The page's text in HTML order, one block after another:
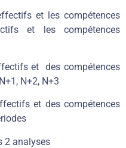
et les compétences
et les compétences
et des compétences
N+2, N+3
et des compétences
2 analyses